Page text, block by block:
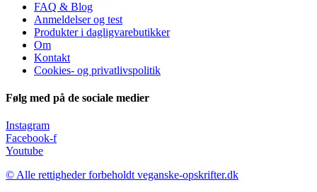
FAQ & Blog
Anmeldelser og test
Produkter i dagligvarebutikker
Om
Kontakt
Cookies- og privatlivspolitik
Følg med på de sociale medier
Instagram
Facebook-f
Youtube
© Alle rettigheder forbeholdt veganske-opskrifter.dk